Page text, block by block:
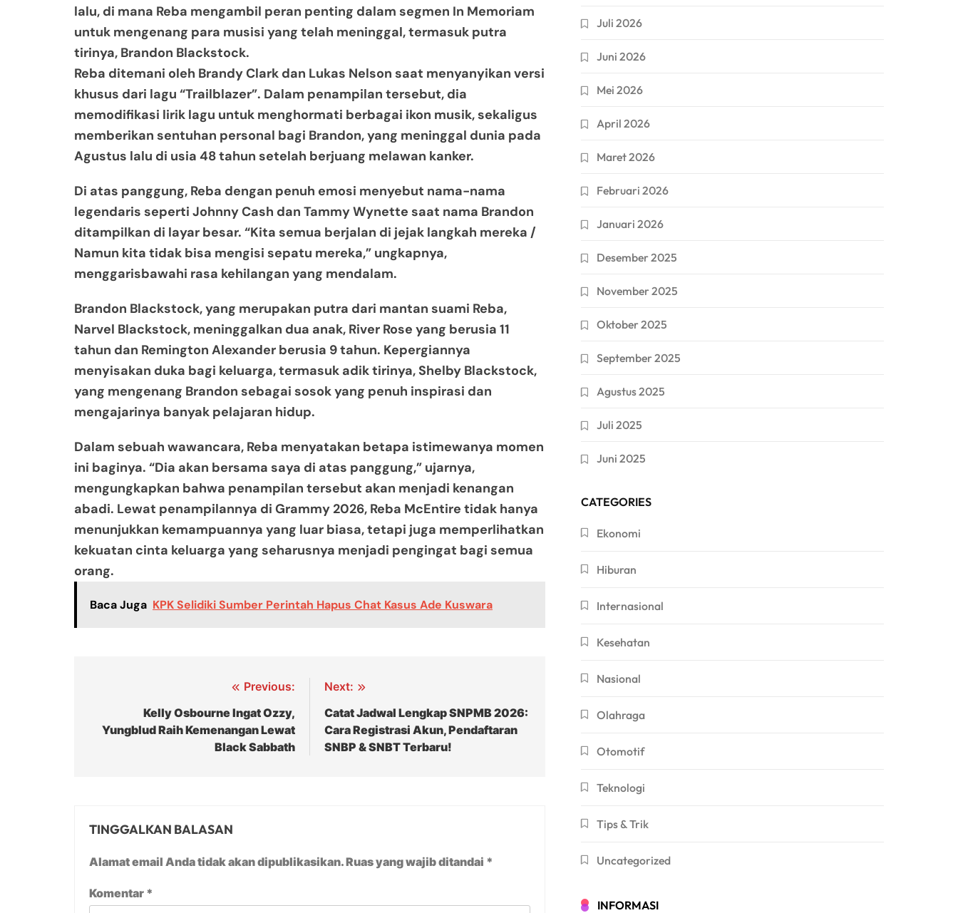
lalu, di mana Reba mengambil peran penting dalam segmen In Memoriam
untuk mengenang para musisi yang telah meninggal, termasuk putra
tirinya, Brandon Blackstock.
Reba ditemani oleh Brandy Clark dan Lukas Nelson saat menyanyikan versi
khusus dari lagu “Trailblazer”. Dalam penampilan tersebut, dia
memodifikasi lirik lagu untuk menghormati berbagai ikon musik, sekaligus
memberikan sentuhan personal bagi Brandon, yang meninggal dunia pada
Agustus lalu di usia 48 tahun setelah berjuang melawan kanker.
Di atas panggung, Reba dengan penuh emosi menyebut nama-nama
legendaris seperti Johnny Cash dan Tammy Wynette saat nama Brandon
ditampilkan di layar besar. “Kita semua berjalan di jejak langkah mereka /
Namun kita tidak bisa mengisi sepatu mereka,” ungkapnya,
menggarisbawahi rasa kehilangan yang mendalam.
Brandon Blackstock, yang merupakan putra dari mantan suami Reba,
Narvel Blackstock, meninggalkan dua anak, River Rose yang berusia 11
tahun dan Remington Alexander berusia 9 tahun. Kepergiannya
menyisakan duka bagi keluarga, termasuk adik tirinya, Shelby Blackstock,
yang mengenang Brandon sebagai sosok yang penuh inspirasi dan
mengajarinya banyak pelajaran hidup.
Dalam sebuah wawancara, Reba menyatakan betapa istimewanya momen
ini baginya. “Dia akan bersama saya di atas panggung,” ujarnya,
mengungkapkan bahwa penampilan tersebut akan menjadi kenangan
abadi. Lewat penampilannya di Grammy 2026, Reba McEntire tidak hanya
menunjukkan kemampuannya yang luar biasa, tetapi juga memperlihatkan
kekuatan cinta keluarga yang seharusnya menjadi pengingat bagi semua
orang.
Baca Juga KPK Selidiki Sumber Perintah Hapus Chat Kasus Ade Kuswara
Previous:
Kelly Osbourne Ingat Ozzy,
Yungblud Raih Kemenangan Lewat
Black Sabbath
Next:
Catat Jadwal Lengkap SNPMB 2026:
Cara Registrasi Akun, Pendaftaran
SNBP & SNBT Terbaru!
TINGGALKAN BALASAN
Alamat email Anda tidak akan dipublikasikan.Ruas yang wajib ditandai *
Komentar *
Juli 2026
Juni 2026
Mei 2026
April 2026
Maret 2026
Februari 2026
Januari 2026
Desember 2025
November 2025
Oktober 2025
September 2025
Agustus 2025
Juli 2025
Juni 2025
CATEGORIES
Ekonomi
Hiburan
Internasional
Kesehatan
Nasional
Olahraga
Otomotif
Teknologi
Tips & Trik
Uncategorized
INFORMASI